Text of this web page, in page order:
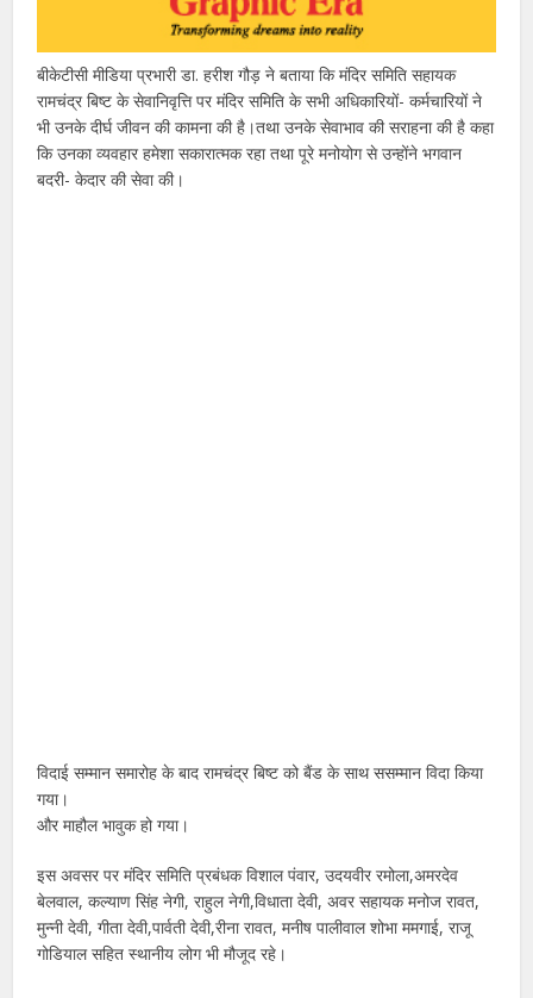
बीकेटीसी मीडिया प्रभारी डा. हरीश गौड़ ने बताया कि मंदिर समिति सहायक
रामचंद्र बिष्ट के सेवानिवृत्ति पर मंदिर समिति के सभी अधिकारियों- कर्मचारियों ने
भी उनके दीर्घ जीवन की कामना की है।तथा उनके सेवाभाव की सराहना की है कहा
कि उनका व्यवहार हमेशा सकारात्मक रहा तथा पूरे मनोयोग से उन्होंने भगवान
बदरी- केदार की सेवा की।
विदाई सम्मान समारोह के बाद रामचंद्र बिष्ट को बैंड के साथ ससम्मान विदा किया
गया।
और माहौल भावुक हो गया।
इस अवसर पर मंदिर समिति प्रबंधक विशाल पंवार, उदयवीर रमोला,अमरदेव
बेलवाल, कल्याण सिंह नेगी, राहुल नेगी,विधाता देवी, अवर सहायक मनोज रावत,
मुन्नी देवी, गीता देवी,पार्वती देवी,रीना रावत, मनीष पालीवाल शोभा ममगाई, राजू
गोडियाल सहित स्थानीय लोग भी मौजूद रहे।